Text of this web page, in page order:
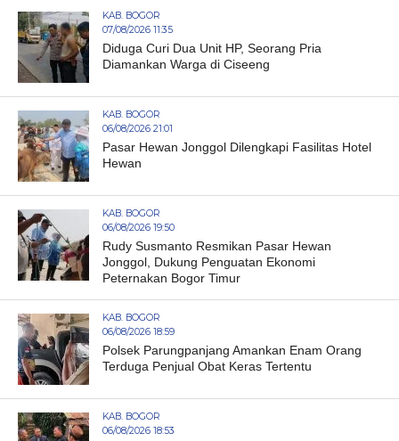
KAB. BOGOR
07/08/2026 11:35
Diduga Curi Dua Unit HP, Seorang Pria
Diamankan Warga di Ciseeng
KAB. BOGOR
06/08/2026 21:01
Pasar Hewan Jonggol Dilengkapi Fasilitas Hotel
Hewan
KAB. BOGOR
06/08/2026 19:50
Rudy Susmanto Resmikan Pasar Hewan
Jonggol, Dukung Penguatan Ekonomi
Peternakan Bogor Timur
KAB. BOGOR
06/08/2026 18:59
Polsek Parungpanjang Amankan Enam Orang
Terduga Penjual Obat Keras Tertentu
KAB. BOGOR
06/08/2026 18:53